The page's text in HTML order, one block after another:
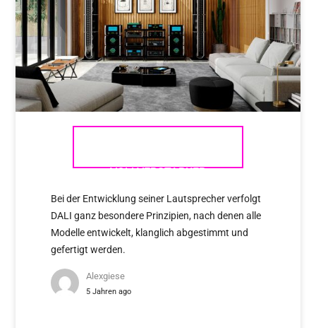
VOLLVERSTÄRKER
Bei der Entwicklung seiner Lautsprecher verfolgt
DALI ganz besondere Prinzipien, nach denen alle
Modelle entwickelt, klanglich abgestimmt und
gefertigt werden.
Alexgiese
5 Jahren ago